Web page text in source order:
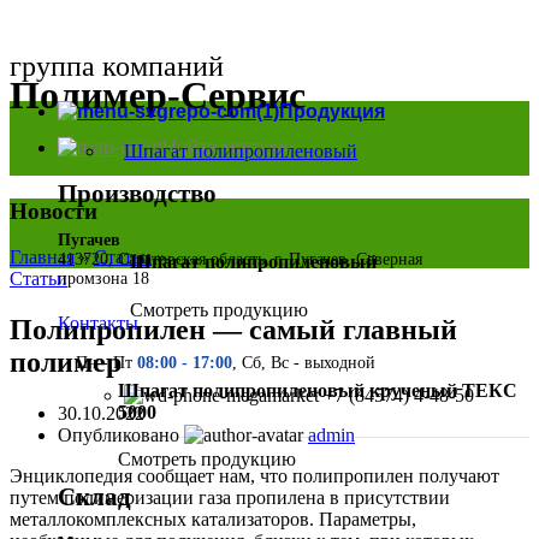
группа компаний
Полимер-Сервис
Найти магазин
Производство
Пугачев
413720, Саратовская область, г. Пугачев, Северная
промзона 18
Контакты
Пн - Пт 08:00 - 17:00 , Сб, Вс - выходной
+7 (84574) 4-48-50
Склад
Продукция
Шпагат полипропиленовый
Шпагат полипропиленовый
Смотреть продукцию
Шпагат полипропиленовый крученый ТЕКС
5000
Смотреть продукцию
Новости
Главная»Статьи»
Статьи
Полипропилен — самый главный
полимер
30.10.2022
Опубликовано
admin
Энциклопедия сообщает нам, что полипропилен получают
путем полимеризации газа пропилена в присутствии
металлокомплексных катализаторов. Параметры,